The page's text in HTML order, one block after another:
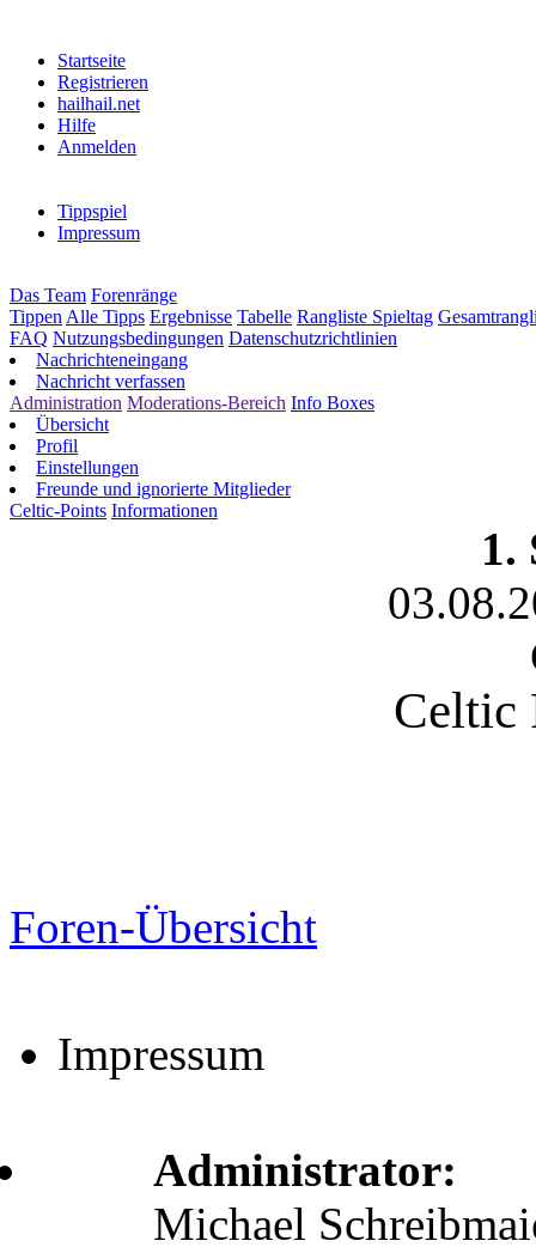
Startseite
Registrieren
hailhail.net
Hilfe
Anmelden
Tippspiel
Impressum
Das Team Forenränge
Tippen Alle Tipps Ergebnisse Tabelle Rangliste Spieltag
FAQ Nutzungsbedingungen Datenschutzrichtlinien
Nachrichteneingang
Nachricht verfassen
Administration Moderations-Bereich Info Boxes
Übersicht
Profil
Einstellungen
Freunde und ignorierte Mitglieder
Celtic-Points Informationen
1.
Celtic
Foren-Übersicht
Impressum
Administrator:
Michael